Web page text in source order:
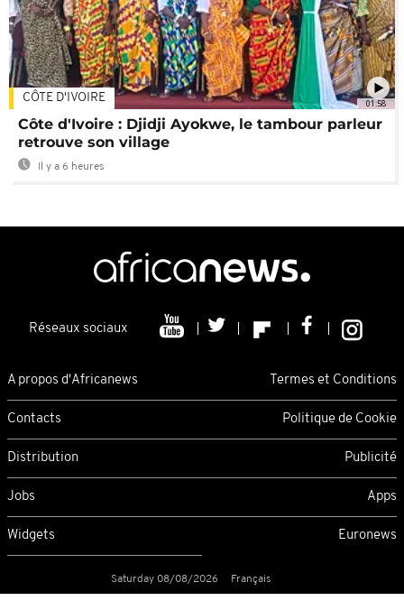
01:58
CÔTE D'IVOIRE
Côte d'Ivoire : Djidji Ayokwe, le tambour parleur
retrouve son village
Il y a 6 heures
Réseaux sociaux
A propos d'Africanews Termes et Conditions
Contacts Politique de Cookie
Distribution Publicité
Jobs Apps
Widgets Euronews
Saturday 08/08/2026